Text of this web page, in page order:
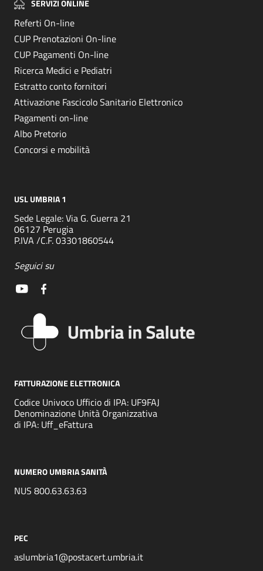
SERVIZI ONLINE
Referti On-line
CUP Prenotazioni On-line
CUP Pagamenti On-line
Ricerca Medici e Pediatri
Estratto conto fornitori
Attivazione Fascicolo Sanitario Elettronico
Pagamenti on-line
Albo Pretorio
Concorsi e mobilità
USL UMBRIA 1
Sede Legale: Via G. Guerra 21
06127 Perugia
P.IVA /C.F. 03301860544
Seguici su
FATTURAZIONE ELETTRONICA
Codice Univoco Ufficio di IPA: UF9FAJ
Denominazione Unità Organizzativa
di IPA: Uff_eFattura
NUMERO UMBRIA SANITÀ
NUS 800.63.63.63
PEC
aslumbria1@postacert.umbria.it